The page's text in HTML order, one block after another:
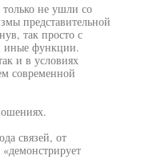
не ушли со
представительной
так просто с
иные функции.
и в условиях
современной
связей, от